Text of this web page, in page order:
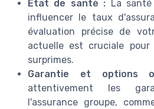
État de santé : La
influencer le taux
évaluation précise de
actuelle est cruciale
surprimes.
Garantie et options
attentivement les
l'assurance groupe,